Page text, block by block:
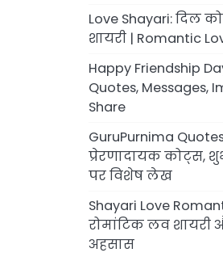
Love Shayari: दिल
शायरी | Romantic
Happy Friendship
Quotes, Messages,
Share
GuruPurnima
प्रेरणादायक कोट्स,
पर विशेष लेख
Shayari Love
रोमांटिक लव शायरी
अहसास